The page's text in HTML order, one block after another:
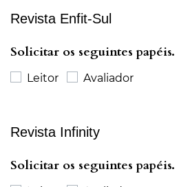
Revista Enfit-Sul
Solicitar os seguintes papéis.
Leitor Avaliador
Revista Infinity
Solicitar os seguintes papéis.